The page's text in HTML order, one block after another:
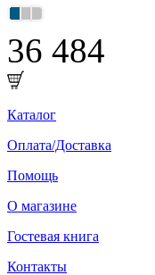
36 484
Каталог
Оплата/Доставка
Помощь
О магазине
Гостевая книга
Контакты